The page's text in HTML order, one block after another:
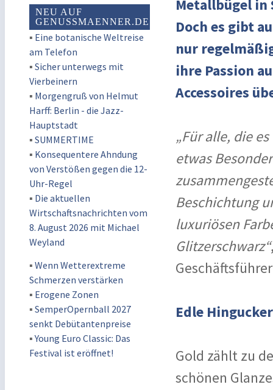
NEU AUF
GENUSSMAENNER.DE
▪ Eine botanische Weltreise
am Telefon
▪ Sicher unterwegs mit
Vierbeinern
▪ Morgengruß von Helmut
Harff: Berlin - die Jazz-
Hauptstadt
▪ SUMMERTIME
▪ Konsequentere Ahndung
von Verstößen gegen die 12-
Uhr-Regel
▪ Die aktuellen
Wirtschaftsnachrichten vom
8. August 2026 mit Michael
Weyland
▪ Wenn Wetterextreme
Schmerzen verstärken
▪ Erogene Zonen
▪ SemperOpernball 2027
senkt Debütantenpreise
▪Young Euro Classic: Das
Festival ist eröffnet!
Metallbügel in
Doch es gibt
nur
ihre Passion
Accessoires
„Für alle, die
etwas
Beschichtung
luxuriösen
Glitzerschwarz“
Edle
Gold zählt zu
schönen